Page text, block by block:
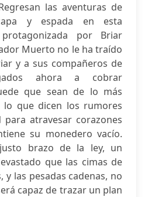
las aventuras de
y espada en esta
por Briar
Muerto no le ha traído
y a sus compañeros de
ahora a cobrar
que sean de lo más
lo que dicen los rumores
para atravesar corazones
su monedero vacío.
brazo de la ley, un
que las cimas de
y las pesadas cadenas, no
capaz de trazar un plan